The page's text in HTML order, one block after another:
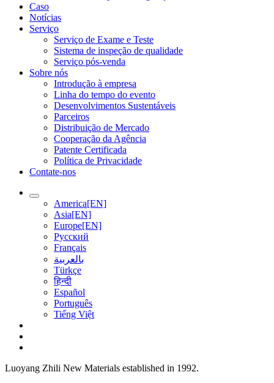
Caso
Notícias
Serviço
Serviço de Exame e Teste
Sistema de inspeção de qualidade
Serviço pós-venda
Sobre nós
Introdução à empresa
Linha do tempo do evento
Desenvolvimentos Sustentáveis
Parceiros
Distribuição de Mercado
Cooperação da Agência
Patente Certificada
Política de Privacidade
Contate-nos
America[EN]
Asia[EN]
Europe[EN]
Русский
Français
بالعربية
Türkçe
हिन्दी
Español
Português
Tiếng Việt
Luoyang Zhili New Materials established in 1992.